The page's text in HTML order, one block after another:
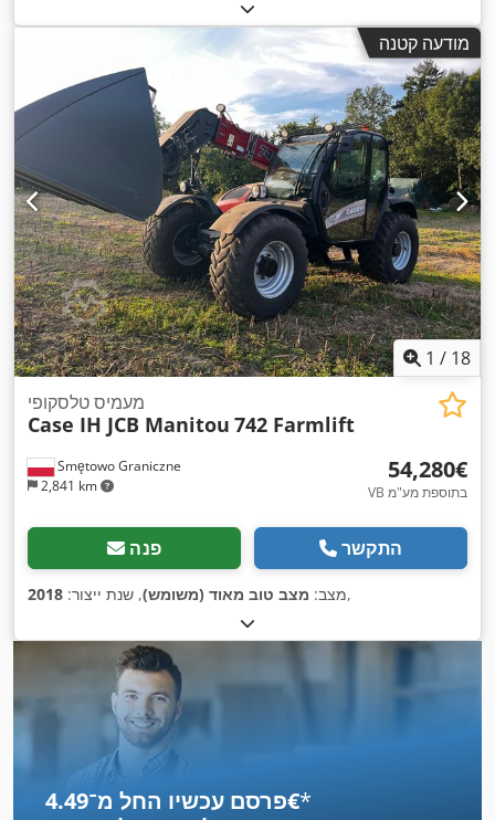
, מהירות מרבית:
07/2017, הבדיקה הבאה (TÜV):07/2026 , גודל צמיג אחורי:
, מספר מכונה/רכב:YHG233775 , ציוד:חותך לפתית,
מחבר עגלה, מיזוג אוויר, תא נהג, תאורה,
מודעה קטנה
1 / 18
Smętowo Graniczne
2,841 km
מעמיס טלסקופי
Case IH JCB Manitou 742 Farmlift
‏54,280 ‏€
VB בתוספת מע"מ
פנה התקשר
מצב: מצב טוב מאוד (משומש), שנת ייצור: 2018 ,
פרסם עכשיו החל מ־‏4.49 ‏€*